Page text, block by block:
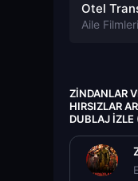
Aile Filmleri
ZINDANLAR
HIRSIZLAR
DUBLAJ